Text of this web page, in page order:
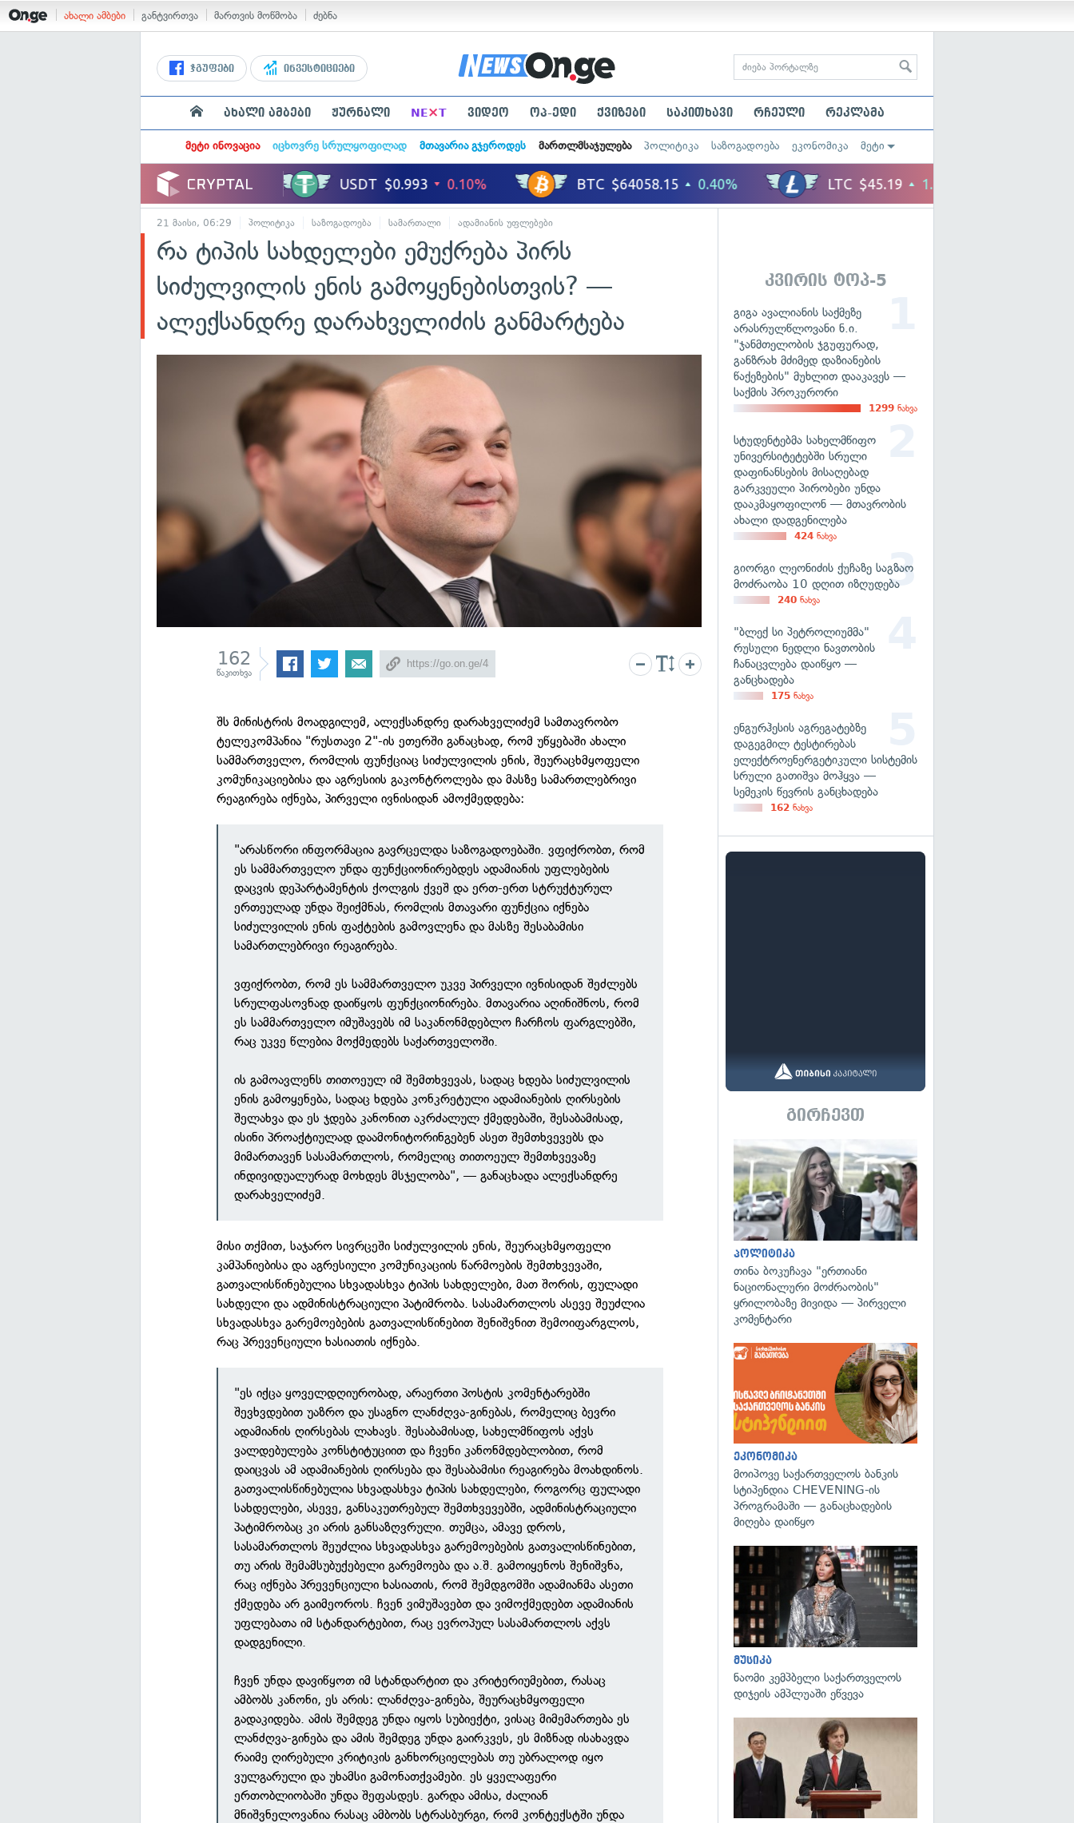
ახალი ამბები განტვირთვა მართვის მოწმობა ძებნა
ჯგუფები ინვესტიციები
ახალი ამბები ჟურნალი NE×T ვიდეო ოპ-ედი ქვიზები საკითხავი რჩეული რეკლამა
მეტი ინოვაცია იცხოვრე სრულყოფილად მთავარია გჯეროდეს მართლმსაჯულება პოლიტიკა საზოგადოება ეკონომიკა მეტი
21 მაისი, 06:29 პოლიტიკა საზოგადოება სამართალი ადამიანის უფლებები
რა ტიპის სახდელები ემუქრება პირს
სიძულვილის ენის გამოყენებისთვის? —
ალექსანდრე დარახველიძის განმარტება
162
წაკითხვა
შს მინისტრის მოადგილემ, ალექსანდრე დარახველიძემ სამთავრობო
ტელეკომპანია "რუსთავი 2"-ის ეთერში განაცხად, რომ უწყებაში ახალი
სამმართველო, რომლის ფუნქციაც სიძულვილის ენის, შეურაცხმყოფელი
კომუნიკაციებისა და აგრესიის გაკონტროლება და მასზე სამართლებრივი
რეაგირება იქნება, პირველი ივნისიდან ამოქმედდება:
"არასწორი ინფორმაცია გავრცელდა საზოგადოებაში. ვფიქრობთ, რომ
ეს სამმართველო უნდა ფუნქციონირებდეს ადამიანის უფლებების
დაცვის დეპარტამენტის ქოლგის ქვეშ და ერთ-ერთ სტრუქტურულ
ერთეულად უნდა შეიქმნას, რომლის მთავარი ფუნქცია იქნება
სიძულვილის ენის ფაქტების გამოვლენა და მასზე შესაბამისი
სამართლებრივი რეაგირება.
ვფიქრობთ, რომ ეს სამმართველო უკვე პირველი ივნისიდან შეძლებს
სრულფასოვნად დაიწყოს ფუნქციონირება. მთავარია აღინიშნოს, რომ
ეს სამმართველო იმუშავებს იმ საკანონმდებლო ჩარჩოს ფარგლებში,
რაც უკვე წლებია მოქმედებს საქართველოში.
ის გამოავლენს თითოეულ იმ შემთხვევას, სადაც ხდება სიძულვილის
ენის გამოყენება, სადაც ხდება კონკრეტული ადამიანების ღირსების
შელახვა და ეს ჯდება კანონით აკრძალულ ქმედებაში, შესაბამისად,
ისინი პროაქტიულად დაამონიტორინგებენ ასეთ შემთხვევებს და
მიმართავენ სასამართლოს, რომელიც თითოეულ შემთხვევაზე
ინდივიდუალურად მოხდეს მსჯელობა", — განაცხადა ალექსანდრე
დარახველიძემ.
მისი თქმით, საჯარო სივრცეში სიძულვილის ენის, შეურაცხმყოფელი
კამპანიებისა და აგრესიული კომუნიკაციის წარმოების შემთხვევაში,
გათვალისწინებულია სხვადასხვა ტიპის სახდელები, მათ შორის, ფულადი
სახდელი და ადმინისტრაციული პატიმრობა. სასამართლოს ასევე შეუძლია
სხვადასხვა გარემოებების გათვალისწინებით შენიშვნით შემოიფარგლოს,
რაც პრევენციული ხასიათის იქნება.
"ეს იქცა ყოველდღიურობად, არაერთი პოსტის კომენტარებში
შევხვდებით უაზრო და უსაგნო ლანძღვა-გინებას, რომელიც ბევრი
ადამიანის ღირსებას ლახავს. შესაბამისად, სახელმწიფოს აქვს
ვალდებულება კონსტიტუციით და ჩვენი კანონმდებლობით, რომ
დაიცვას ამ ადამიანების ღირსება და შესაბამისი რეაგირება მოახდინოს.
გათვალისწინებულია სხვადასხვა ტიპის სახდელები, როგორც ფულადი
სახდელები, ასევე, განსაკუთრებულ შემთხვევებში, ადმინისტრაციული
პატიმრობაც კი არის განსაზღვრული. თუმცა, ამავე დროს,
სასამართლოს შეუძლია სხვადასხვა გარემოებების გათვალისწინებით,
თუ არის შემამსუბუქებელი გარემოება და ა.შ. გამოიყენოს შენიშვნა,
რაც იქნება პრევენციული ხასიათის, რომ შემდგომში ადამიანმა ასეთი
ქმედება არ გაიმეოროს. ჩვენ ვიმუშავებთ და ვიმოქმედებთ ადამიანის
უფლებათა იმ სტანდარტებით, რაც ევროპულ სასამართლოს აქვს
დადგენილი.
ჩვენ უნდა დავიწყოთ იმ სტანდარტით და კრიტერიუმებით, რასაც
ამბობს კანონი, ეს არის: ლანძღვა-გინება, შეურაცხმყოფელი
გადაკიდება. ამის შემდეგ უნდა იყოს სუბიექტი, ვისაც მიმემართება ეს
ლანძღვა-გინება და ამის შემდეგ უნდა გაირკვეს, ეს მიზნად ისახავდა
რაიმე ღირებული კრიტიკის განხორციელებას თუ უბრალოდ იყო
ვულგარული და უხამსი გამონათქვამები. ეს ყველაფერი
ერთობლიობაში უნდა შეფასდეს. გარდა ამისა, ძალიან
მნიშვნელოვანია რასაც ამბობს სტრასბურგი, რომ კონტექსტში უნდა
კვირის ტოპ-5
გიგა ავალიანის საქმეზე
არასრულწლოვანი ნ.ი.
"ჯანმთელობის ჯგუფურად,
განზრახ მძიმედ დაზიანების
წაქეზების" მუხლით დააკავეს —
საქმის პროკურორი
1299 ნახვა
სტუდენტებმა სახელმწიფო
უნივერსიტეტებში სრული
დაფინანსების მისაღებად
გარკვეული პირობები უნდა
დააკმაყოფილონ — მთავრობის
ახალი დადგენილება
424 ნახვა
გიორგი ლეონიძის ქუჩაზე საგზაო
მოძრაობა 10 დღით იზღუდება
240 ნახვა
"ბლექ სი პეტროლიუმმა"
რუსული ნედლი ნავთობის
ჩანაცვლება დაიწყო —
განცხადება
175 ნახვა
ენგურჰესის აგრეგატებზე
დაგეგმილ ტესტირებას
ელექტროენერგეტიკული სისტემის
სრული გათიშვა მოჰყვა —
სემეკის წევრის განცხადება
162 ნახვა
გირჩევთ
პოლიტიკა
თინა ბოკუჩავა "ერთიანი
ნაციონალური მოძრაობის"
ყრილობაზე მივიდა — პირველი
კომენტარი
ეკონომიკა
მოიპოვე საქართველოს ბანკის
სტიპენდია CHEVENING-ის
პროგრამაში — განაცხადების
მიღება დაიწყო
მუსიკა
ნაომი კემპბელი საქართველოს
დიჯეის ამპლუაში ეწვევა